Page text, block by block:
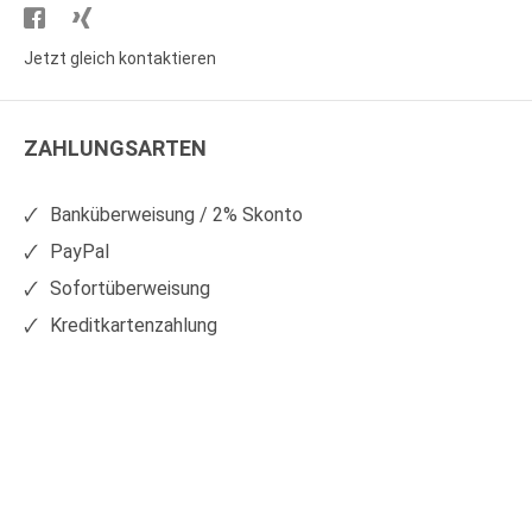
Besuchen
Sie
auf
Sie
auf
Jetzt gleich kontaktieren
ZAHLUNGSARTEN
Banküberweisung / 2% Skonto
PayPal
Sofortüberweisung
Kreditkartenzahlung